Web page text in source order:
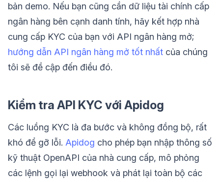
bản demo. Nếu bạn cũng cần dữ liệu tài chính cấp
ngân hàng bên cạnh danh tính, hãy kết hợp nhà
cung cấp KYC của bạn với API ngân hàng mở;
hướng dẫn API ngân hàng mở tốt nhất của chúng
tôi sẽ đề cập đến điều đó.
Kiểm tra API KYC với Apidog
Các luồng KYC là đa bước và không đồng bộ, rất
khó để gỡ lỗi. Apidog cho phép bạn nhập thông số
kỹ thuật OpenAPI của nhà cung cấp, mô phỏng
các lệnh gọi lại webhook và phát lại toàn bộ các